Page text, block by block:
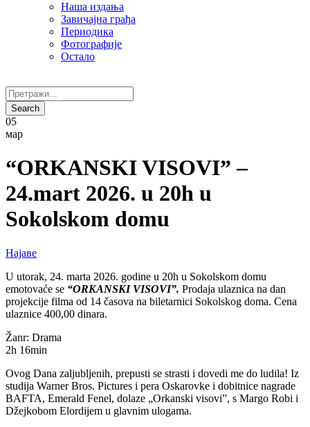
Наша издања
Завичајна грађа
Периодика
Фотографије
Остало
05
мар
“ORKANSKI VISOVI” –
24.mart 2026. u 20h u
Sokolskom domu
Најаве
U utorak, 24. marta 2026. godine u 20h u Sokolskom domu
emotovaće se “ORKANSKI VISOVI”. Prodaja ulaznica na dan
projekcije filma od 14 časova na biletarnici Sokolskog doma. Cena
ulaznice 400,00 dinara.
Žanr: Drama
2h 16min
Ovog Dana zaljubljenih, prepusti se strasti i dovedi me do ludila! Iz
studija Warner Bros. Pictures i pera Oskarovke i dobitnice nagrade
BAFTA, Emerald Fenel, dolaze „Orkanski visovi”, s Margo Robi i
Džejkobom Elordijem u glavnim ulogama.